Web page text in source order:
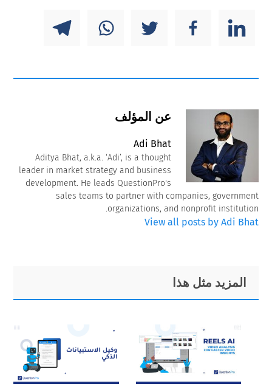
عن المؤلف
Adi Bhat
Aditya Bhat, a.k.a. ‘Adi’, is a thought
leader in market strategy and business
development. He leads QuestionPro's
sales teams to partner with companies, government
organizations, and nonprofit institution.
View all posts by Adi Bhat
Primary
Sidebar
Footer
المزيد مثل هذا